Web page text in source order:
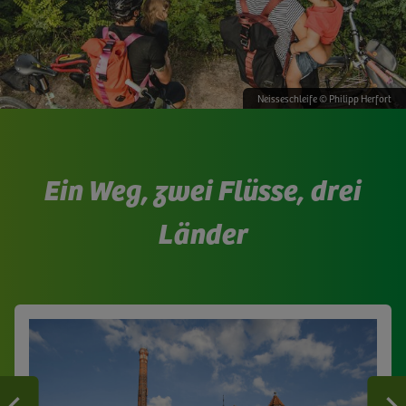
Neisseschleife © Philipp Herfort
Ein Weg, zwei Flüsse, drei
Länder